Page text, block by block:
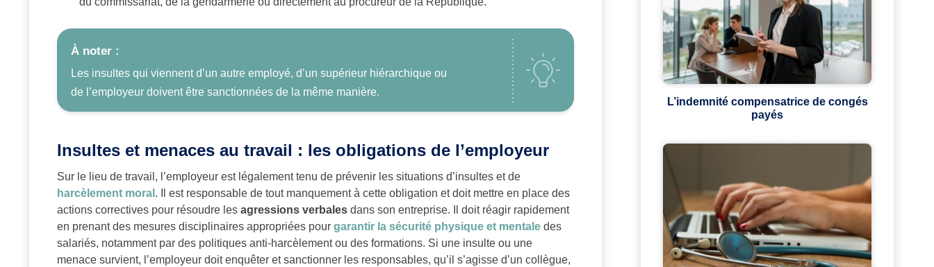
À noter :
Les insultes qui viennent d’un autre employé, d’un supérieur hiérarchique ou
de l’employeur doivent être sanctionnées de la même manière.
Insultes et menaces au travail : les obligations de l’employeur
Sur le lieu de travail, l’employeur est légalement tenu de prévenir les situations d’insultes et de
harcèlement moral . Il est responsable de tout manquement à cette obligation et doit mettre en place des
actions correctives pour résoudre les agressions verbales dans son entreprise. Il doit réagir rapidement
en prenant des mesures disciplinaires appropriées pour garantir la sécurité physique et mentale des
salariés, notamment par des politiques anti-harcèlement ou des formations. Si une insulte ou une
menace survient, l’employeur doit enquêter et sanctionner les responsables, qu’il s’agisse d’un collègue,
L’indemnité compensatrice de congés
payés